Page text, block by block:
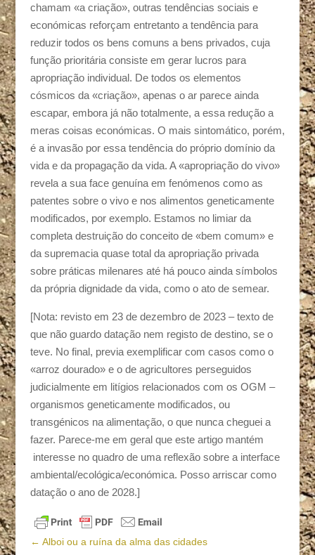
chamam «a criação», outras tendências sociais e
económicas reforçam entretanto a tendência para
reduzir todos os bens comuns a bens privados, cuja
função prioritária consiste em gerar lucros para
apropriação individual. De todos os elementos
cósmicos da «criação», apenas o ar parece ainda
escapar, embora já não totalmente, a essa redução a
meras coisas económicas. O mais sintomático, porém,
é a invasão por essa tendência do próprio domínio da
vida e da propagação da vida. A «apropriação do vivo»
revela a sua face genuína em fenómenos como as
patentes sobre o vivo e nos alimentos geneticamente
modificados, por exemplo. Estamos no limiar da
completa destruição do conceito de «bem comum» e
da supremacia quase total da apropriação privada
sobre práticas milenares até há pouco ainda símbolos
da própria dignidade da vida, como o ato de semear.
[Nota: revisto em 23 de dezembro de 2023 – texto de
que não guardo datação nem registo de destino, se o
teve. No final, previa exemplificar com casos como o
«arroz dourado» e o de agricultores perseguidos
judicialmente em litígios relacionados com os OGM –
organismos geneticamente modificados, ou
transgénicos na alimentação, o que nunca cheguei a
fazer. Parece-me em geral que este artigo mantém
interesse no quadro de uma reflexão sobre a interface
ambiental/ecológica/económica. Posso arriscar como
datação o ano de 2028.]
← Alboi ou a ruína da alma das cidades